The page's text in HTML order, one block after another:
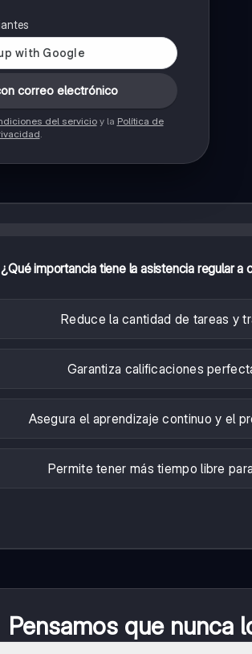
correo electrónico
del servicioy la Política de
¿Qué importancia tiene la asistencia regular
Reduce la cantidad de tareas y
Garantiza calificaciones
Asegura el aprendizaje continuo y el
Permite tener más tiempo libre
Pensamos que nunca